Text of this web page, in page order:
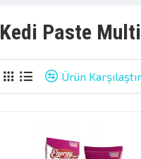
Kedi Paste
Ürün Karşılaştır